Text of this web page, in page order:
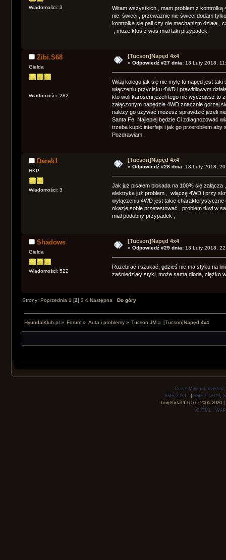
Wiadomości: 3
Witam wszystkich , mam problem z
nie świeci , przeważnie nie świeci dodam
kontrolka się pali czy nie mechanizm działa ,
, może ktoś z was miał taki przypadek
Zibi.S68
Giełda
Wiadomości: 282
[Tucson]Napęd 4x4
«Odpowiedź #27 dnia: 13 Luty 2018,
Witaj kolego jak się nie mylę to napęd jest
włączeniu przycisku 4WD i prawidłowym
kto woli karoserii jeżeli tego nie wyczujesz to
załączonym napędzie 4WD znacznie gorzej
należy go używać możesz sprawdzić jeżeli
Santa Fe. Najlepiej będzie Ci zdiagnozować
trzeba kupić interfejs i jak go przerobiłem aby
Pozdrawiam.
Darek1
HKP
Wiadomości: 3
[Tucson]Napęd 4x4
«Odpowiedź #28 dnia: 13 Luty 2018,
Jak już pisałem blokada na 100% się
elektryka już problem , włączę 4WD i przy
wyłączeniu 4WD jest takie
okazje sobie przetestować , problem tkwi w
miał podobny przypadek ,
Shadows
Giełda
Wiadomości: 522
[Tucson]Napęd 4x4
«Odpowiedź #29 dnia: 13 Luty 2018,
Rozebrać i szukać, gdzieś nie ma styku na
zaśniedziały styki, może sama dioda, ciężko
Strony:Poprzednia 1 [2]3 4 Następna Do góry
HyundaiKlub.pl» Forum» Auta i problemy» Tucson JM » [Tucson]Napęd 4x4
Curve Minimal
SMF 2.0.17 |SMF © 2019,
TinyPortal 1.6.5© 2005-2020|
XHTML